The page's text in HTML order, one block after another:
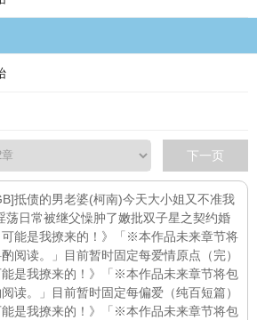
下一页
抵债的男老婆(柯南)今天大小姐又不准我
荡日常被继父懆肿了嫩批双子星之契约婚
可能是我撩来的！》「※本作品未来章节将
阅读。」目前暂时固定每爱情原点（完）
能是我撩来的！》「※本作品未来章节将包
读。」目前暂时固定每偏爱（纯百短篇）
能是我撩来的！》「※本作品未来章节将包